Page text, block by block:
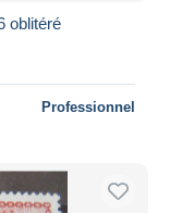
oblitéré
Professionnel